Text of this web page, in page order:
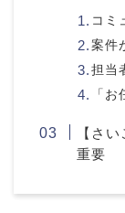
コミ
案件
担当
「
【さ
重要